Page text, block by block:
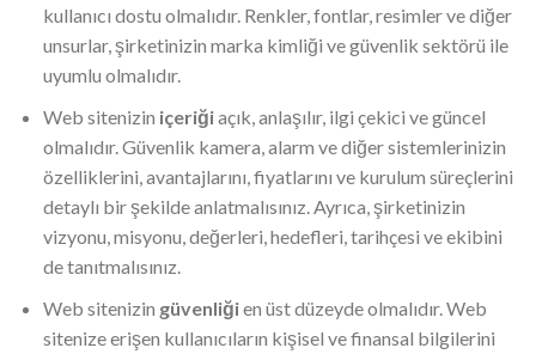
kullanıcı dostu olmalıdır. Renkler, fontlar, resimler ve diğer
unsurlar, şirketinizin marka kimliği ve güvenlik sektörü ile
uyumlu olmalıdır.
Web sitenizin içeriğiaçık, anlaşılır, ilgi çekici ve güncel
olmalıdır. Güvenlik kamera, alarm ve diğer sistemlerinizin
özelliklerini, avantajlarını, fiyatlarını ve kurulum süreçlerini
detaylı bir şekilde anlatmalısınız. Ayrıca, şirketinizin
vizyonu, misyonu, değerleri, hedefleri, tarihçesi ve ekibini
de tanıtmalısınız.
Web sitenizin güvenliğien üst düzeyde olmalıdır. Web
sitenize erişen kullanıcıların kişisel ve finansal bilgilerini